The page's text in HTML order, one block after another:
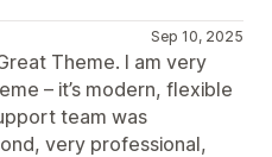
Sep 10, 2025
Theme. I am very
– it’s modern, flexible
team was
very professional,